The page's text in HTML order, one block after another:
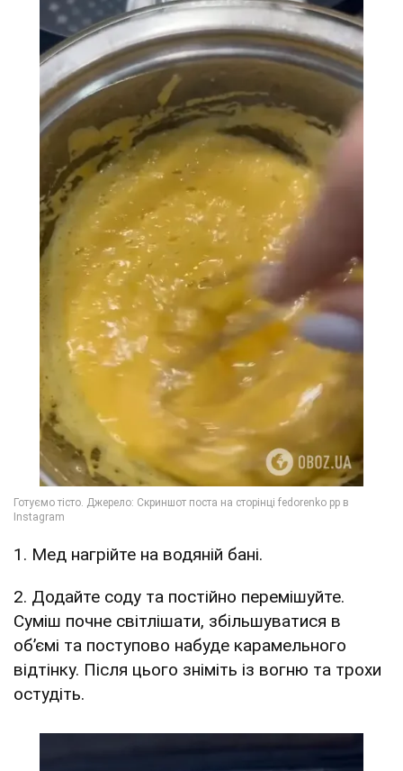
1. Мед нагрійте на водяній бані.
2. Додайте соду та постійно перемішуйте.
Суміш почне світлішати, збільшуватися в
об’ємі та поступово набуде карамельного
відтінку. Після цього зніміть із вогню та трохи
остудіть.